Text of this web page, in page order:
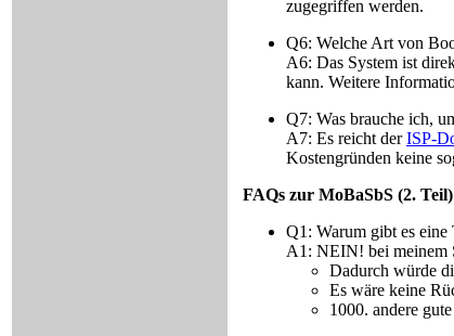
zugegriffen werden.
Q6: Welche Art von
A6: Das System ist
kann. Weitere
Q7: Was brauche ich,
A7: Es reicht derISP-
Kostengründen keine
FAQs zur MoBaSbS (2. Teil)
Q1: Warum gibt es
A1: NEIN! bei meinem
Dadurch würde
Es wäre keine
1000. andere